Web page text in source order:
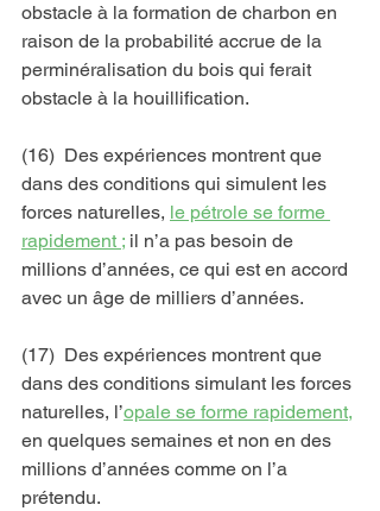
obstacle à la formation de charbon en
raison de la probabilité accrue de la
perminéralisation du bois qui ferait
obstacle à la houillification.
(16)  Des expériences montrent que
dans des conditions qui simulent les
forces naturelles, le pétrole se forme
rapidement ; il n’a pas besoin de
millions d’années, ce qui est en accord
avec un âge de milliers d’années.
(17)  Des expériences montrent que
dans des conditions simulant les forces
naturelles, l’opale se forme rapidement,
en quelques semaines et non en des
millions d’années comme on l’a
prétendu.